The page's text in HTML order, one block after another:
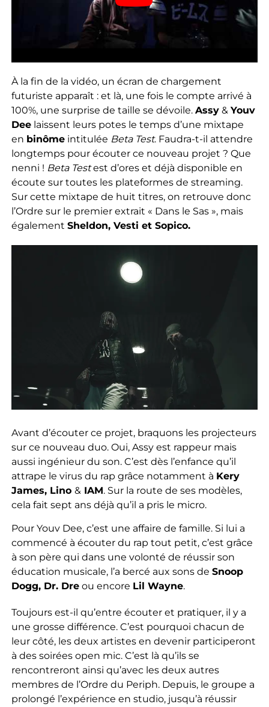
À la fin de la vidéo, un écran de chargement
futuriste apparaît : et là, une fois le compte arrivé à
100%, une surprise de taille se dévoile. Assy& Youv
Deelaissent leurs potes le temps d’une mixtape
en binômeintitulée Beta Test. Faudra-t-il attendre
longtemps pour écouter ce nouveau projet ? Que
nenni ! Beta Testest d’ores et déjà disponible en
écoute sur toutes les plateformes de streaming.
Sur cette mixtape de huit titres, on retrouve donc
l’Ordre sur le premier extrait « Dans le Sas », mais
également Sheldon, Vesti et Sopico.
Avant d’écouter ce projet, braquons les projecteurs
sur ce nouveau duo. Oui, Assy est rappeur mais
aussi ingénieur du son. C’est dès l’enfance qu’il
attrape le virus du rap grâce notamment à Kery
James, Lino &IAM. Sur la route de ses modèles,
cela fait sept ans déjà qu’il a pris le micro.
Pour Youv Dee, c’est une affaire de famille. Si lui a
commencé à écouter du rap tout petit, c’est grâce
à son père qui dans une volonté de réussir son
éducation musicale, l’a bercé aux sons de Snoop
Dogg, Dr. Dreou encore Lil Wayne.
Toujours est-il qu’entre écouter et pratiquer, il y a
une grosse différence. C’est pourquoi chacun de
leur côté, les deux artistes en devenir participeront
à des soirées open mic. C’est là qu’ils se
rencontreront ainsi qu’avec les deux autres
membres de l’Ordre du Periph. Depuis, le groupe a
prolongé l’expérience en studio, jusqu’à réussir